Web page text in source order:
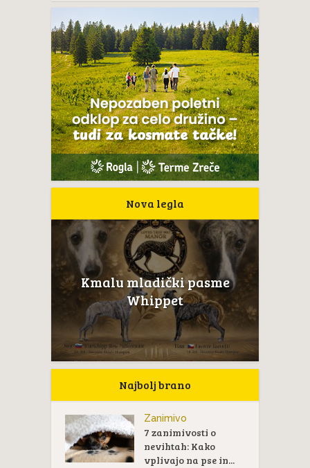
Nova legla
Kmalu mladički pasme
Whippet
Najbolj brano
Zanimivo
7 zanimivosti o
nevihtah: Kako
vplivajo na pse in...